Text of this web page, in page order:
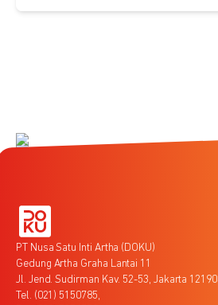
PT Nusa Satu Inti Artha (DOKU)
Gedung Artha Graha Lantai 11
Jl. Jend. Sudirman Kav. 52-53, Jakarta 12190
Tel. (021) 5150785,